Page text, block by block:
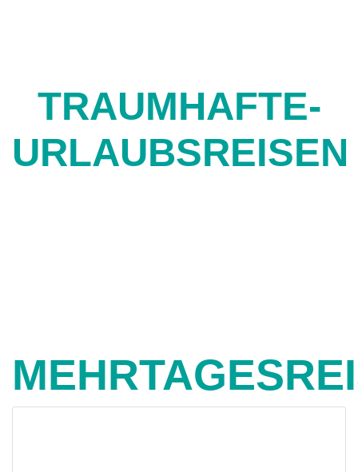
TRAUMHAFTE-
URLAUBSREISEN